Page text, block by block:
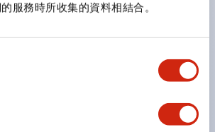
服務時所收集的資料相結合。
1 附件K）。具備安全鎖定結構
6.2）。
，確保更廣的視角和範圍，增強安全